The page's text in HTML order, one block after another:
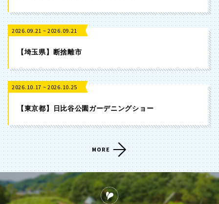
2026.09.21 ~ 2026.09.21
【埼玉県】断捨離市
2026.10.17 ~ 2026.10.25
【東京都】日比谷公園ガーデニングショー
MORE